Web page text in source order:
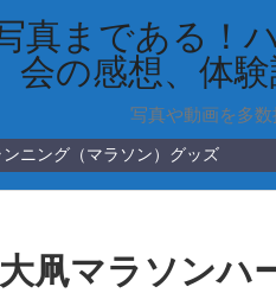
写真や動画を多
ンニング（マラソン）グッズ
凧マラソンハ